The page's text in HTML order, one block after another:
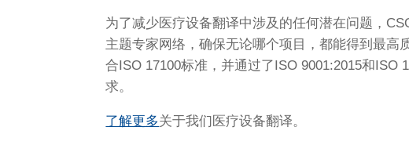
为了减少医疗设备翻译中涉及的任何潜在问题，
主题专家网络，确保无论哪个项目，都能得到最高
合ISO 17100标准，并通过了ISO 9001:2015和ISO
求。
了解更多关于我们医疗设备翻译。